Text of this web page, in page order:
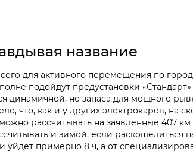
название
для активного перемещения по
подойдут предустановки
динамичной, но запаса для мощного
что, как и у других электрокаров, на
рассчитывать на заявленные 407
и зимой, если раскошелиться
уйдет примерно 8 ч, а от